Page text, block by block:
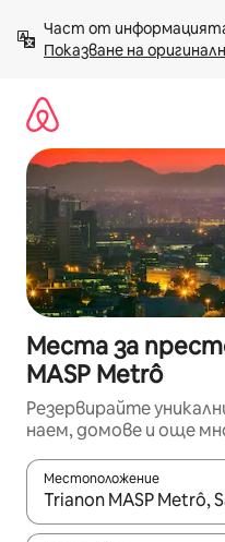
към
съдържанието
Показване на
Места за
MASP Metrô
Резервирайте
наем, домове и още
Местоположение
Когато резултатите